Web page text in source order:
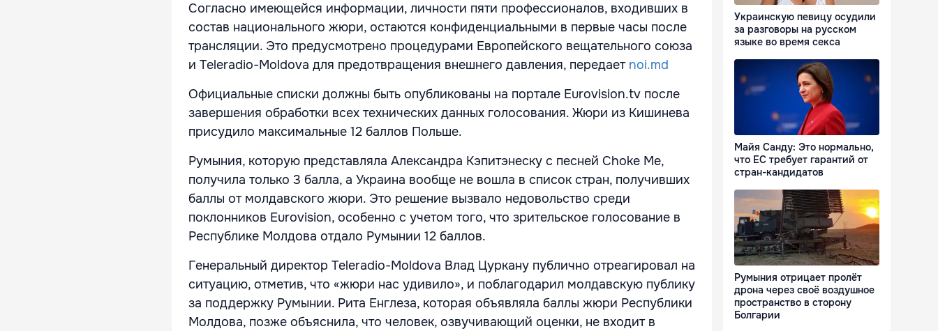
Согласно имеющейся информации, личности пяти профессионалов, входивших в
состав национального жюри, остаются конфиденциальными в первые часы после
трансляции. Это предусмотрено процедурами Европейского вещательного союза
и Teleradio-Moldova для предотвращения внешнего давления, передает noi.md
Официальные списки должны быть опубликованы на портале Eurovision.tv после
завершения обработки всех технических данных голосования. Жюри из Кишинева
присудило максимальные 12 баллов Польше.
Румыния, которую представляла Александра Кэпитэнеску с песней Choke Me,
получила только 3 балла, а Украина вообще не вошла в список стран, получивших
баллы от молдавского жюри. Это решение вызвало недовольство среди
поклонников Eurovision, особенно с учетом того, что зрительское голосование в
Республике Молдова отдало Румынии 12 баллов.
Генеральный директор Teleradio-Moldova Влад Цуркану публично отреагировал на
ситуацию, отметив, что «жюри нас удивило», и поблагодарил молдавскую публику
за поддержку Румынии. Рита Енглеза, которая объявляла баллы жюри Республики
Молдова, позже объяснила, что человек, озвучивающий оценки, не входит в
Украинскую певицу осудили
за разговоры на русском
языке во время секса
Майя Санду: Это нормально,
что ЕС требует гарантий от
стран-кандидатов
Румыния отрицает пролёт
дрона через своё воздушное
пространство в сторону
Болгарии